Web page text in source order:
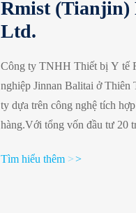
Rmist (Tianjin)
Ltd.
Công ty TNHH Thiết bị Y tế
nghiệp Jinnan Balitai ở Thiên
ty dựa trên công nghệ tích
hàng.Với tổng vốn đầu tư 20
tích 60 m²Sản phẩm chính
Tìm hiểu thêm >>